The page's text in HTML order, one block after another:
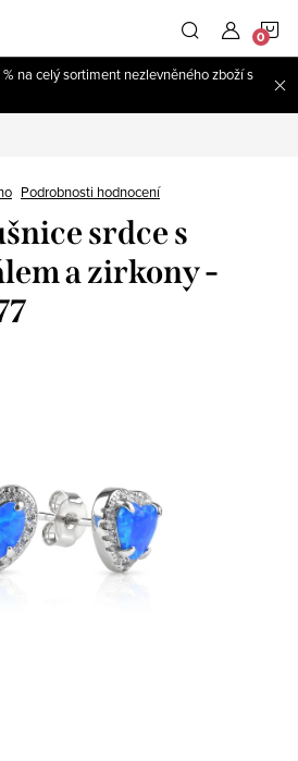
na celý sortiment nezlevněného zboží s
Podrobnosti hodnocení
srdce s
a zirkony -